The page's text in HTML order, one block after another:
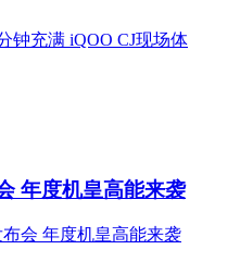
年度机皇高能来袭